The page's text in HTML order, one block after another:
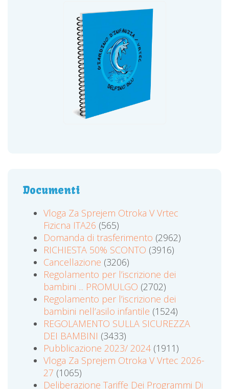
Documenti
Vloga Za Sprejem Otroka V Vrtec
Fizicna ITA26 (565)
Domanda di trasferimento (2962)
RICHIESTA 50% SCONTO (3916)
Cancellazione (3206)
Regolamento per l’iscrizione dei
bambini ... PROMULGO (2702)
Regolamento per l’iscrizione dei
bambini nell’asilo infantile (1524)
REGOLAMENTO SULLA SICUREZZA
DEI BAMBINI (3433)
Pubblicazione 2023/ 2024(1911)
Vloga Za Sprejem Otroka V Vrtec 2026-
27 (1065)
Deliberazione Tariffe Dei Programmi Di